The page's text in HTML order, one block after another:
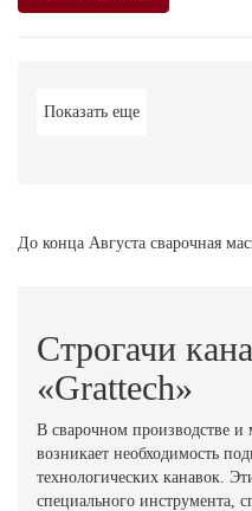
Показать еще
До конца Августа сварочная
Строгачи
«Grattech»
В сварочном производстве и
возникает необходимость
технологических канавок.
специального инструмента,